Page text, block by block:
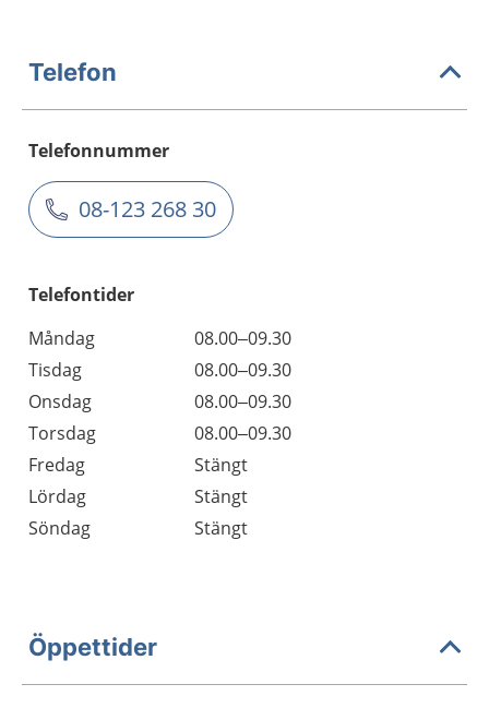
Telefon
Telefonnummer
08-123 268 30
Telefontider
Måndag
08.00–09.30
Tisdag
08.00–09.30
Onsdag
08.00–09.30
Torsdag
08.00–09.30
Fredag
Stängt
Lördag
Stängt
Söndag
Stängt
Öppettider